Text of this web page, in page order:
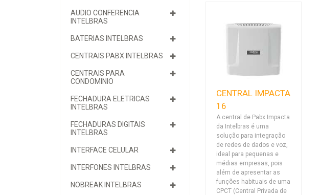
AUDIO CONFERENCIA
INTELBRAS
BATERIAS INTELBRAS
CENTRAIS PABX INTELBRAS
CENTRAIS PARA
CONDOMINIO
FECHADURA ELETRICAS
INTELBRAS
FECHADURAS DIGITAIS
INTELBRAS
INTERFACE CELULAR
INTERFONES INTELBRAS
NOBREAK INTELBRAS
CENTRAL IMPACTA
16
A central de Pabx Impacta
da Intelbras é uma
solução para integração
de redes de dados e voz,
ideal para pequenas e
médias empresas, pois
além de apresentar as
funções habituais de uma
CPCT (Central Privada de